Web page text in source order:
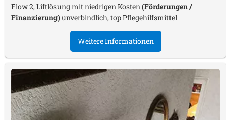
Flow 2, Liftlösung mit niedrigen Kosten (Förderungen /
Finanzierung)unverbindlich, top Pflegehilfsmittel
Weitere Informationen